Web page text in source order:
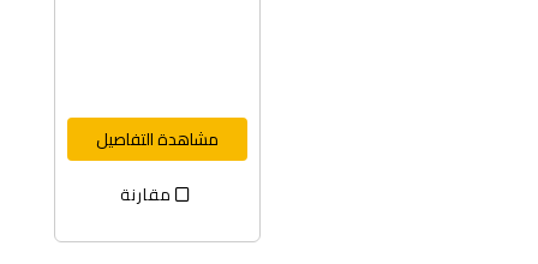
مشاهدة التفاصيل
مقارنة